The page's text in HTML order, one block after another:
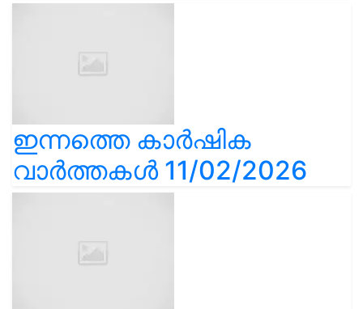
ഇന്നത്തെ കാർഷിക
വാർത്തകൾ 11/02/2026